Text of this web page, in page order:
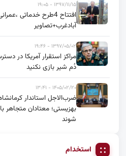
۱۳۹۷/۱۱/۱۵ - ۱۹:۰۵
افتتاح 4طرح خدماتی
آبادغرب+تصاویر
۱۳۹۷/۰۵/۰۲ - ۱۹:۴۶
مراکز استقرار آمریکا در
دُم شیر بازی نکنید
۱۴۰۵/۰۲/۲۰ - ۱۳:۴۱
ضرب‌الاجل استاندار
بهزیستی؛ معتادان متجاهر
شوند
استخدام